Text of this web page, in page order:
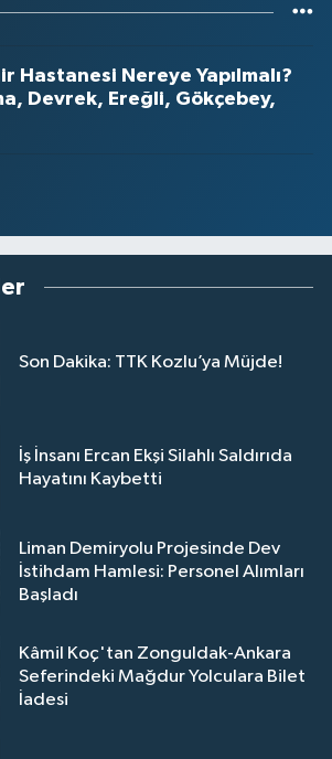
Hastanesi Nereye Yapılmalı?
Devrek, Ereğli, Gökçebey,
Son Dakika: TTK Kozlu’ya Müjde!
İş İnsanı Ercan Ekşi Silahlı Saldırıda
Hayatını Kaybetti
Liman Demiryolu Projesinde Dev
İstihdam Hamlesi: Personel Alımları
Başladı
Kâmil Koç'tan Zonguldak-Ankara
Seferindeki Mağdur Yolculara Bilet
İadesi